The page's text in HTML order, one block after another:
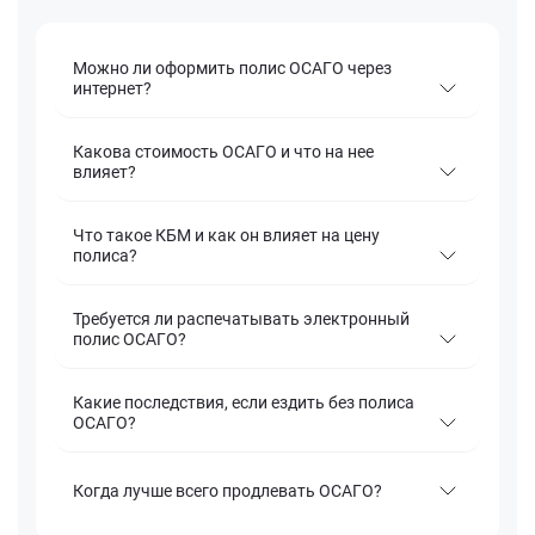
Можно ли оформить полис ОСАГО через
интернет?
Какова стоимость ОСАГО и что на нее
влияет?
Что такое КБМ и как он влияет на цену
полиса?
Требуется ли распечатывать электронный
полис ОСАГО?
Какие последствия, если ездить без полиса
ОСАГО?
Когда лучше всего продлевать ОСАГО?